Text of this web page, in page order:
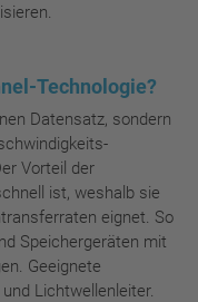
Technologie?
Datensatz, sondern
Vorteil der
ist, weshalb sie
eignet. So
Speichergeräten mit
Geeignete
Lichtwellenleiter.